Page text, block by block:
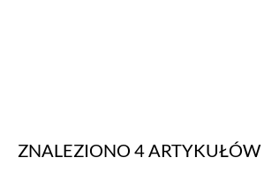
ZNALEZIONO 4 ARTYKUŁÓW